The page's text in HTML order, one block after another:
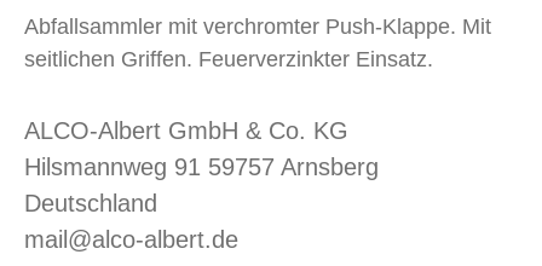
Abfallsammler mit verchromter Push-Klappe. Mit
seitlichen Griffen. Feuerverzinkter Einsatz.
ALCO-Albert GmbH & Co. KG
Hilsmannweg 91 59757 Arnsberg
Deutschland
mail@alco-albert.de